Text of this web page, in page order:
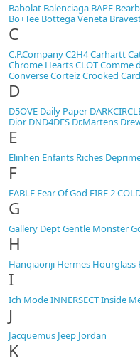
Babolat Balenciaga BAPE
Bo+Tee Bottega Veneta
C
C.P.CompanyC2H4Carhartt
Chrome HeartsCLOTComme
ConverseCorteizCrooked Card
D
D5OVE Daily Paper
Dior DND4DES Dr.Martens
E
Elinhen Enfants Riches
F
FABLE Fear Of God FIRE 2
G
Gallery DeptGentle Monster
H
Hanqiaoriji Hermes Hourglass
I
Ich ModeINNERSECTInside
J
Jacquemus Jeep Jordan
K